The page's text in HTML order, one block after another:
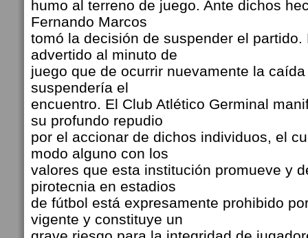
humo al terreno de juego. Ante dichos
Fernando Marcos
tomó la decisión de suspender el
advertido al minuto de
juego que de ocurrir nuevamente la
suspendería el
encuentro. El Club Atlético Germinal
su profundo repudio
por el accionar de dichos individuos, el
modo alguno con los
valores que esta institución promueve y
pirotecnia en estadios
de fútbol está expresamente prohibido
vigente y constituye un